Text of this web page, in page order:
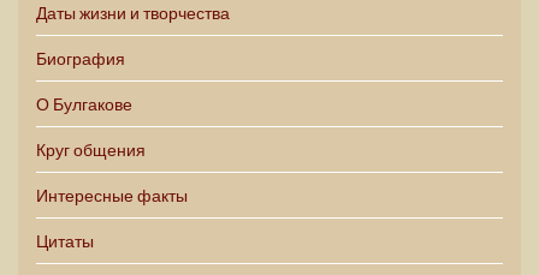
Даты жизни и творчества
Биография
О Булгакове
Круг общения
Интересные факты
Цитаты